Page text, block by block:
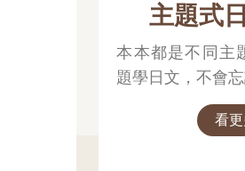
主題式
本本都是不同主
題學日文，不會
看